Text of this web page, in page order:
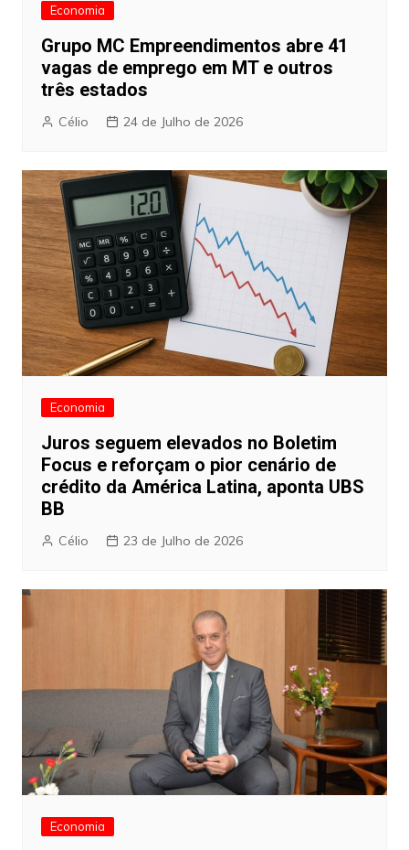
Economia
Grupo MC Empreendimentos abre 41
vagas de emprego em MT e outros
três estados
Célio 24 de Julho de 2026
Economia
Juros seguem elevados no Boletim
Focus e reforçam o pior cenário de
crédito da América Latina, aponta UBS
BB
Célio 23 de Julho de 2026
Economia